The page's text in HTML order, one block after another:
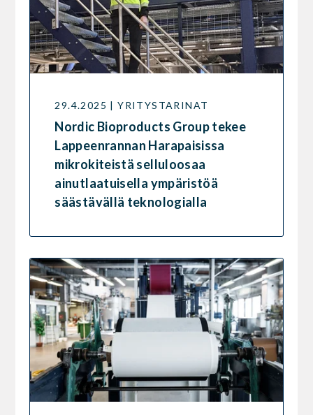
29.4.2025 | YRITYSTARINAT
Nordic Bioproducts Group tekee
Lappeenrannan Harapaisissa
mikrokiteistä selluloosaa
ainutlaatuisella ympäristöä
säästävällä teknologialla